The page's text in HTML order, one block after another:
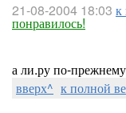
21-08-2004 18:03 к
понравилось!
а ли.ру по-
вверх^ к полной